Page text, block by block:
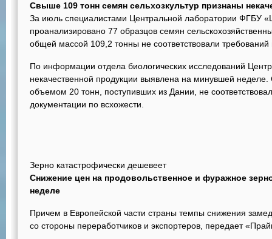
Свыше 109 тонн семян сельхозкультур признаны
За июль специалистами Центральной лаборатории ФГБУ
проанализировано 77 образцов семян
общей массой 109,2 тонны не соответствовали
По информации отдела биологических исследований
некачественной продукции выявлена на минувшей
объемом 20 тонн, поступивших из Дании, не
документации по всхожести.
Зерно катастрофически дешевеет
Снижение цен на продовольственное и фуражное
неделе
Причем в Европейской части страны темпы снижения
со стороны переработчиков и экспортеров, передает